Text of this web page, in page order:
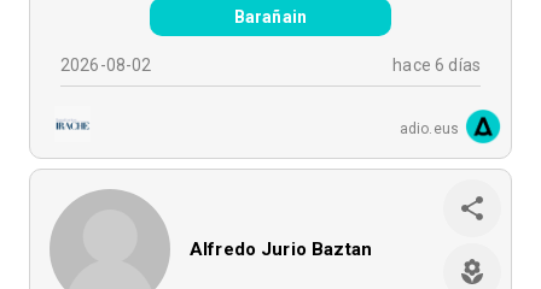
Barañain
2026-08-02 hace 6 días
adio.eus
Alfredo Jurio Baztan